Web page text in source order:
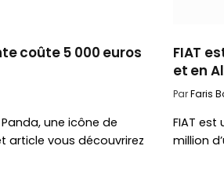
coûte 5 000 euros
une icône de
article vous découvrirez
FIAT
et en
ParFaris
FIAT est
million